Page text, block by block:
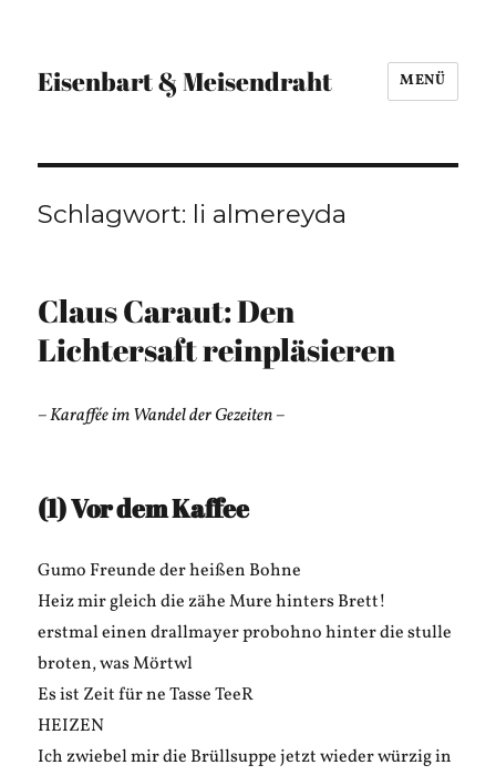
Eisenbart & Meisendraht MENÜ
Schlagwort: li almereyda
Claus Caraut: Den
Lichtersaft reinpläsieren
– Karaffée im Wandel der Gezeiten –
(1) Vor dem Kaffee
Gumo Freunde der heißen Bohne
Heiz mir gleich die zähe Mure hinters Brett!
erstmal einen drallmayer probohno hinter die stulle
broten, was Mörtwl
Es ist Zeit für ne Tasse TeeR
HEIZEN
Ich zwiebel mir die Brüllsuppe jetzt wieder würzig in